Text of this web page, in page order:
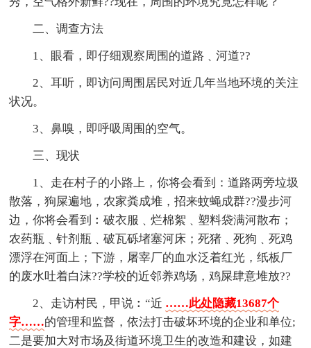
二、调查方法
1、眼看，即仔细观察周围的道路﹑河道??
2、耳听，即访问周围居民对近几年当地环境的关注
状况。
3、鼻嗅，即呼吸周围的空气。
三、现状
1、走在村子的小路上，你将会看到：道路两旁垃圾
散落，狗屎遍地，农家粪成堆，招来蚊蝇成群??漫步河
边，你将会看到︰破衣服﹑烂棉絮﹑塑料袋满河散布；
农药瓶﹑针剂瓶﹑破瓦砾堵塞河床；死猪﹑死狗﹑死鸡
漂浮在河面上；下游，屠宰厂的血水泛着红光，纸板厂
的废水吐着白沫??学校的近邻养鸡场，鸡屎肆意堆放??
2、走访村民，甲说︰“近 ……此处隐藏13687个
字……的管理和监督，依法打击破坏环境的企业和单位;
二是要加大对市场及街道环境卫生的改造和建设，如建